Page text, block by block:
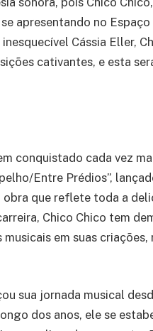
apresentando no
Cássia Eller,
cativantes, e esta
conquistado cada vez
Entre Prédios”,
obra que reflete toda a
Chico Chico tem
em suas criações,
sua jornada musical
dos anos, ele se